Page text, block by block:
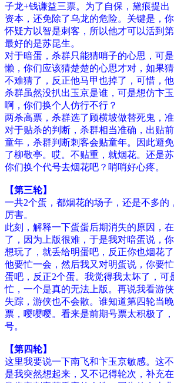
子龙+钱谦益三票。为了自保，黛痕提出
资本，还免除了乌龙的危险。关键是，你
怀疑方以智是刺客，所以他才可以活到
最好的是苏昆生。
对于暗蛋，杀群只能猜哨子的心思，可
懒，你们应该猜楚楚的心思才对，如果
不难猜了，反正他马甲也掉了，可惜，他
杀群虽然没扒出玉京是谁，可是想仿卞
啊，你们换个人仿行不行？
两杀高票，杀群选了顾横坡做替死鬼，准
对于贴杀的判断，杀群相当准确，出贴
童年，杀群判断刺客会贴童年。因此避
了柳敬亭。哎。不贴重，就烟花。还是
你们换个代号去烟花吧？哨哨好心疼。
【第三轮】
一共2个蛋，都烟花的场子，还是不多的
厉害。
此刻，解释一下蛋蛋后期消失的原因，
了，因为上版很难，于是我对暗蛋说，
想玩了，就丢给明蛋吧，反正你也烟花
他要忙一会，然后我又对明蛋说，你要
蛋吧，反正2个蛋。我觉得我太坏了，可
忙，一个是真的无法上版。再说我看游
失踪，游侠也不会散。谁知道第四轮当
票，嘤嘤嘤。看来是前期号票太积极了
号。
【第四轮】
这里我要说一下南飞和卞玉京敏感。这
是我突然想起来，又不记得轮次，补充